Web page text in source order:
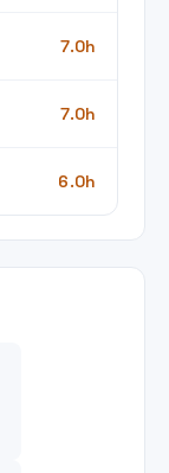
7.0h
7.0h
6.0h